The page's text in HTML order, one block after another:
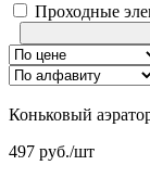
Проходные
Коньковый
497 руб./шт